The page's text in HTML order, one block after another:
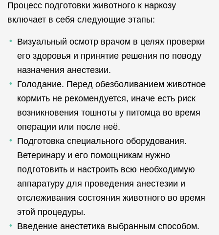
Процесс подготовки животного к наркозу
включает в себя следующие этапы:
Визуальный осмотр врачом в целях проверки
его здоровья и принятие решения по поводу
назначения анестезии.
Голодание. Перед обезболиванием животное
кормить не рекомендуется, иначе есть риск
возникновения тошноты у питомца во время
операции или после неё.
Подготовка специального оборудования.
Ветеринару и его помощникам нужно
подготовить и настроить всю необходимую
аппаратуру для проведения анестезии и
отслеживания состояния животного во время
этой процедуры.
Введение анестетика выбранным способом.